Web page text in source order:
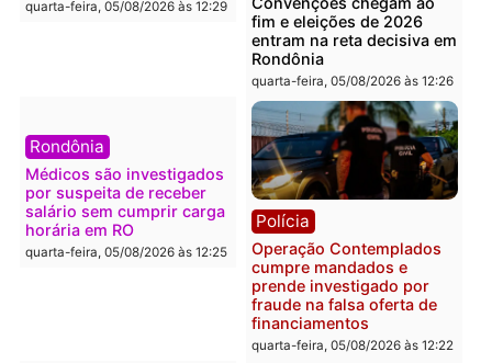
em 2026
quarta-feira, 05/08/2026 às 12:31
Política
Justiça Eleitoral manda
retirar propaganda de
Fúria após convenção
quarta-feira, 05/08/2026 às
Polícia
Com apenas 28% do
Rondônia tem maior déficit
quarta-feira, 05/08/2026 às 12:29
Política
Convenções chegam ao